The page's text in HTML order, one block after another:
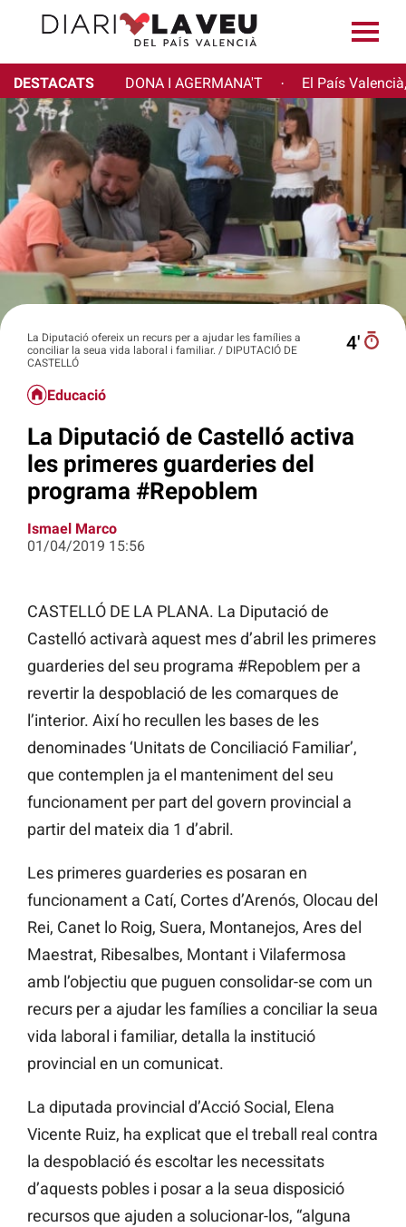
DESTACATS DONA I AGERMANA'T · El País
La Diputació ofereix un recurs per a ajudar les famílies a
conciliar la seua vida laboral i familiar. / DIPUTACIÓ DE
CASTELLÓ
4′
Educació
La Diputació de Castelló activa
les primeres guarderies del
programa #Repoblem
Ismael Marco
01/04/2019 15:56
CASTELLÓ DE LA PLANA. La Diputació de
Castelló activarà aquest mes d’abril les primeres
guarderies del seu programa #Repoblem per a
revertir la despoblació de les comarques de
l’interior. Així ho recullen les bases de les
denominades ‘Unitats de Conciliació Familiar’,
que contemplen ja el manteniment del seu
funcionament per part del govern provincial a
partir del mateix dia 1 d’abril.
Les primeres guarderies es posaran en
funcionament a Catí, Cortes d’Arenós, Olocau del
Rei, Canet lo Roig, Suera, Montanejos, Ares del
Maestrat, Ribesalbes, Montant i Vilafermosa
amb l’objectiu que puguen consolidar-se com un
recurs per a ajudar les famílies a conciliar la seua
vida laboral i familiar, detalla la institució
provincial en un comunicat.
La diputada provincial d’Acció Social, Elena
Vicente Ruiz, ha explicat que el treball real contra
la despoblació és escoltar les necessitats
d’aquests pobles i posar a la seua disposició
recursos que ajuden a solucionar-los, “alguna